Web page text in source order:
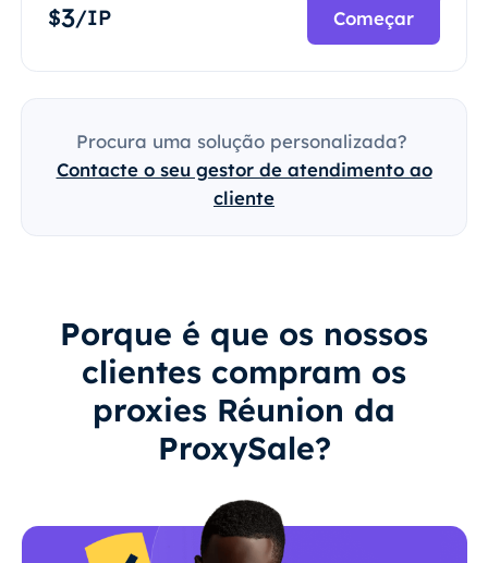
$3/IP Começar
Procura uma solução personalizada?
Contacte o seu gestor de atendimento ao
cliente
Porque é que os nossos
clientes compram os
proxies Réunion da
ProxySale?